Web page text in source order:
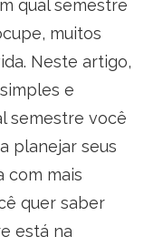
qual semestre
muitos
Neste artigo,
e
semestre você
planejar seus
com mais
quer saber
está na